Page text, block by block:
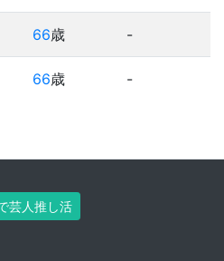
66歳 -
66歳 -
芸人推し活